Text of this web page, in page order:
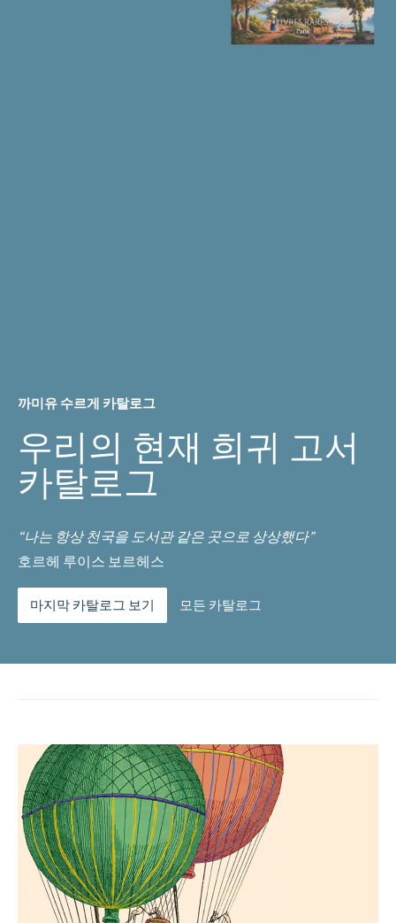
까미유 수르게 카탈로그
우리의 현재 희귀 고서
카탈로그
“나는 항상 천국을 도서관 같은 곳으로 상상했다”
호르헤 루이스 보르헤스
마지막 카탈로그 보기 모든 카탈로그